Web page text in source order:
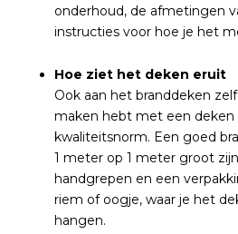
onderhoud, de afmetingen
instructies voor hoe je het
Hoe ziet het deken eruit
Ook aan het branddeken
maken hebt met een deken
kwaliteitsnorm. Een goed
1 meter op 1 meter groot
handgrepen en een
riem of oogje, waar je het
hangen.